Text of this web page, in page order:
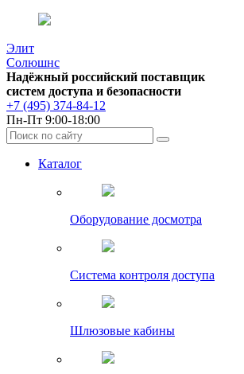
Элит
Солюшнс
Надёжный российский поставщик
систем доступа и безопасности
+7 (495) 374-84-12
Пн-Пт 9:00-18:00
Каталог
Оборудование досмотра
Система контроля доступа
Шлюзовые кабины